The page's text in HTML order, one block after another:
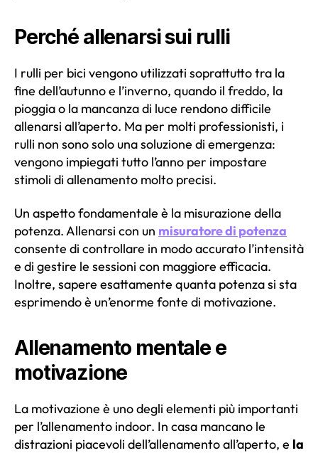
Perché allenarsi sui rulli
I rulli per bici vengono utilizzati soprattutto tra la
fine dell’autunno e l’inverno, quando il freddo, la
pioggia o la mancanza di luce rendono difficile
allenarsi all’aperto. Ma per molti professionisti, i
rulli non sono solo una soluzione di emergenza:
vengono impiegati tutto l’anno per impostare
stimoli di allenamento molto precisi.
Un aspetto fondamentale è la misurazione della
potenza. Allenarsi con un misuratore di potenza
consente di controllare in modo accurato l’intensità
e di gestire le sessioni con maggiore efficacia.
Inoltre, sapere esattamente quanta potenza si sta
esprimendo è un’enorme fonte di motivazione.
Allenamento mentale e
motivazione
La motivazione è uno degli elementi più importanti
per l’allenamento indoor. In casa mancano le
distrazioni piacevoli dell’allenamento all’aperto, e la